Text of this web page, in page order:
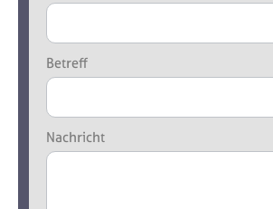
Betreff
Nachricht